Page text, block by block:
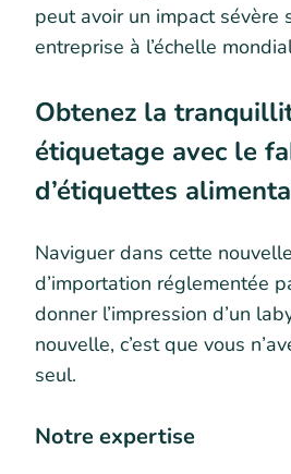
peut avoir un impact sévère
entreprise à l’échelle
Obtenez la
étiquetage avec le
d’étiquettes
Naviguer dans cette
d’importation réglementée
donner l’impression d’un
nouvelle, c’est que vous
seul.
Notre expertise